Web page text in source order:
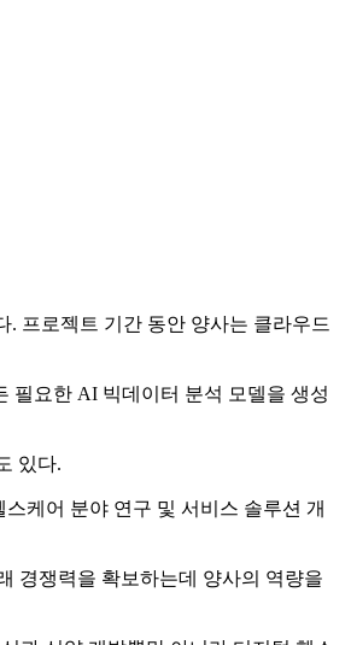
. 프로젝트 기간 동안 양사는 클라우드
필요한 AI 빅데이터 분석 모델을 생성
있다.
케어 분야 연구 및 서비스 솔루션 개
경쟁력을 확보하는데 양사의 역량을